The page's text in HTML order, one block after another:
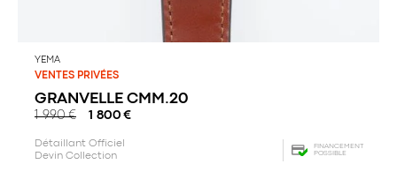
YEMA
VENTES PRIVÉES
GRANVELLE CMM.20
1 990€ 1 800 €
Détaillant Officiel
Devin Collection
FINANCEMENT
POSSIBLE